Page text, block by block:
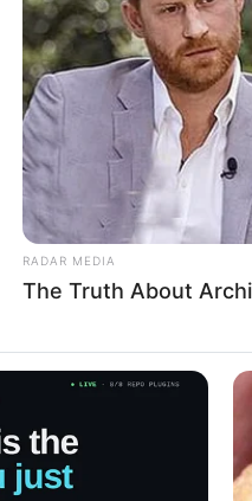
RADAR MEDIA
The Truth About